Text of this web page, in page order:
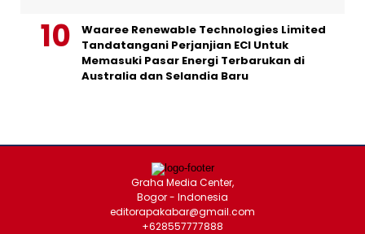
Waaree Renewable Technologies Limited
Tandatangani Perjanjian ECI Untuk
Memasuki Pasar Energi Terbarukan di
Australia dan Selandia Baru
Graha Media Center,
Bogor - Indonesia
editorapakabar@gmail.com
+628557777888